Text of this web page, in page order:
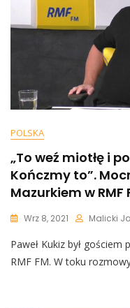
POLSKA
„To weź miotłę i
Kończmy to”.
Mazurkiem w RMF
Wrz 8, 2021 Malicki
Paweł Kukiz był
RMF FM. W toku